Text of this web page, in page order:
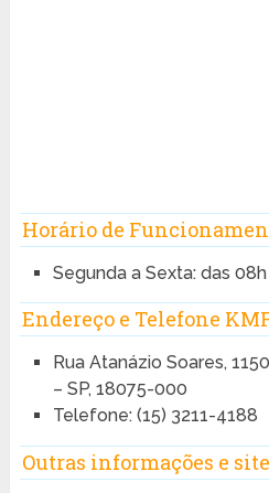
Horário de
Segunda a Sexta: das
Endereço e Telefone
Rua Atanázio Soares,
– SP, 18075-000
Telefone: (15) 3211-4188
Outras informações e site